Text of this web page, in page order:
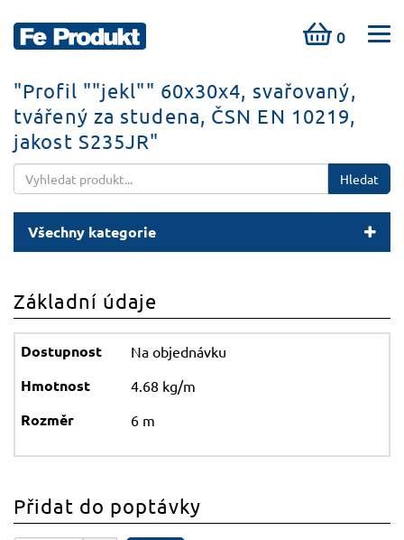
0
"Profil ""jekl"" 60x30x4, svařovaný,
tvářený za studena, ČSN EN 10219,
jakost S235JR"
Hledat
Všechny kategorie
Základní údaje
Na objednávku
4.68 kg/m
6 m
Přidat do poptávky